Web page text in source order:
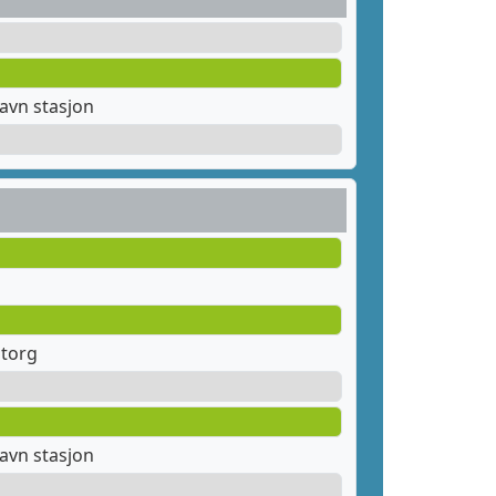
stasjon
torg
stasjon